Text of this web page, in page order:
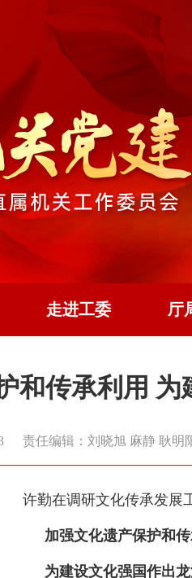
走进工委 厅
和传承利用
责任编辑：刘晓旭 麻静 耿明
许勤在调研文化传承发展
加强文化遗产保护和
为建设文化强国作出